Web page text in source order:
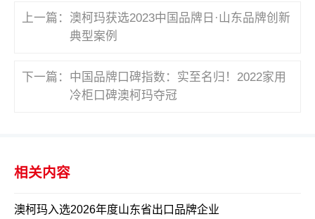
上一篇： 澳柯玛获选2023中国品牌日·山东品牌创新
典型案例
下一篇： 中国品牌口碑指数：实至名归！2022家用
冷柜口碑澳柯玛夺冠
相关内容
澳柯玛入选2026年度山东省出口品牌企业